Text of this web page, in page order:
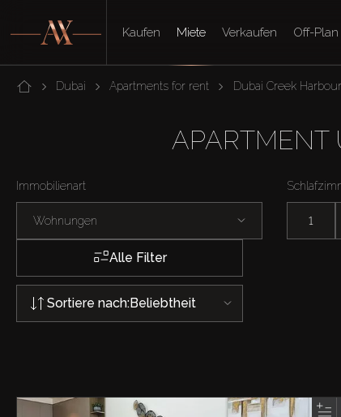
Kaufen Miete Verkaufen Off-Plan
Dubai Apartments for rent Dubai Creek Harbour
APARTMENT
Immobilienart
Wohnungen 1
Alle Filter
Sortiere nach:Beliebtheit